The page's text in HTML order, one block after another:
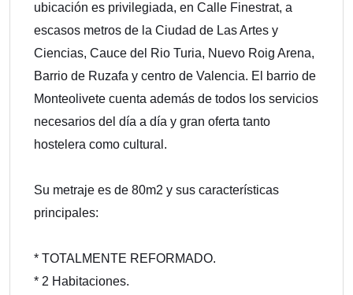
ubicación es privilegiada, en Calle Finestrat, a
escasos metros de la Ciudad de Las Artes y
Ciencias, Cauce del Rio Turia, Nuevo Roig Arena,
Barrio de Ruzafa y centro de Valencia. El barrio de
Monteolivete cuenta además de todos los servicios
necesarios del día a día y gran oferta tanto
hostelera como cultural.
Su metraje es de 80m2 y sus características
principales:
* TOTALMENTE REFORMADO.
* 2 Habitaciones.